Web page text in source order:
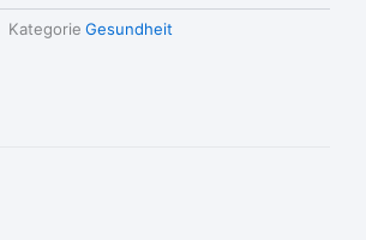
Kategorie Gesundheit